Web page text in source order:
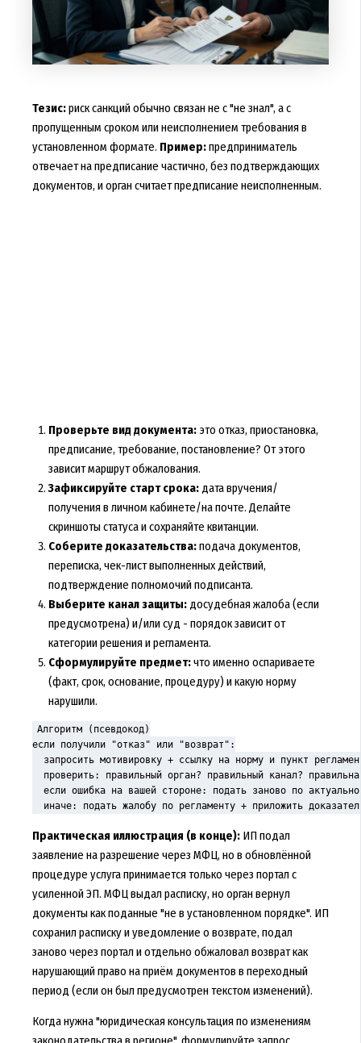
Тезис:риск санкций обычно связан не с "не знал", а с
пропущенным сроком или неисполнением требования в
установленном формате. Пример:предприниматель
отвечает на предписание частично, без подтверждающих
документов, и орган считает предписание неисполненным.
Проверьте вид документа:это отказ, приостановка,
предписание, требование, постановление? От этого
зависит маршрут обжалования.
Зафиксируйте старт срока:дата вручения/
получения в личном кабинете/на почте. Делайте
скриншоты статуса и сохраняйте квитанции.
Соберите доказательства:подача документов,
переписка, чек-лист выполненных действий,
подтверждение полномочий подписанта.
Выберите канал защиты:досудебная жалоба (если
предусмотрена) и/или суд - порядок зависит от
категории решения и регламента.
Сформулируйте предмет:что именно оспариваете
(факт, срок, основание, процедуру) и какую норму
нарушили.
Алгоритм (псевдокод)
если получили "отказ" или "возврат":
запросить мотивировку + ссылку на норму и пункт
проверить: правильный орган? правильный канал?
если ошибка на вашей стороне: подать заново по
иначе: подать жалобу по регламенту + приложить
Практическая иллюстрация (в конце):ИП подал
заявление на разрешение через МФЦ, но в обновлённой
процедуре услуга принимается только через портал с
усиленной ЭП. МФЦ выдал расписку, но орган вернул
документы как поданные "не в установленном порядке". ИП
сохранил расписку и уведомление о возврате, подал
заново через портал и отдельно обжаловал возврат как
нарушающий право на приём документов в переходный
период (если он был предусмотрен текстом изменений).
Когда нужна "юридическая консультация по изменениям